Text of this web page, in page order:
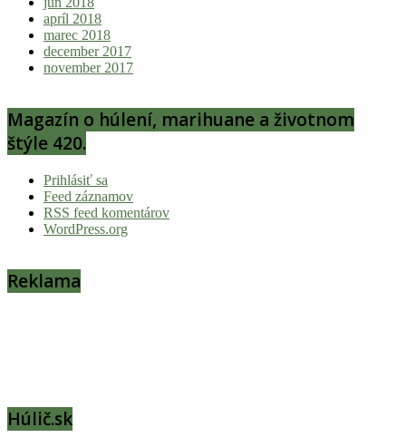
apríl 2018
marec 2018
december 2017
november 2017
Magazín o húlení, marihuane a životnom
štýle 420.
Prihlásiť sa
Feed záznamov
RSS feed komentárov
WordPress.org
Reklama
Húlič.sk